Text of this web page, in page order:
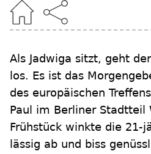
Als Jadwiga sitzt, geht
los. Es ist das
des europäischen
Paul im Berliner Stadtteil
Frühstück winkte die 21-
lässig ab und biss